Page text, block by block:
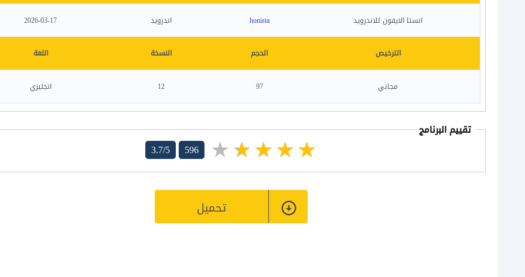
انستا الايفون للاندرويد honista اندرويد 2026-03-17
الترخيص الحجم النسخة اللغة
مجاني 97
12 انجليزي
تقييم البرنامج
3.7/5 596
تحميل